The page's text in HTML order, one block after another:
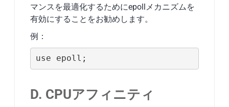
マンスを最適化するためにepollメカニズムを
有効にすることをお勧めします。
例：
use epoll;
D. CPUアフィニティ